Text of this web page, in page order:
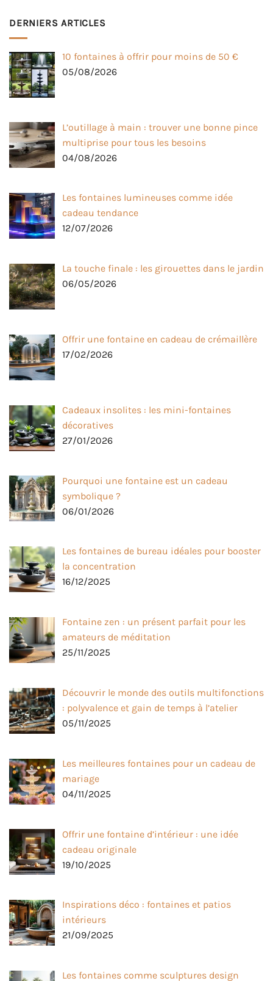
DERNIERS ARTICLES
10 fontaines à offrir pour moins de 50 €
05/08/2026
L’outillage à main : trouver une bonne pince
multiprise pour tous les besoins
04/08/2026
Les fontaines lumineuses comme idée
cadeau tendance
12/07/2026
La touche finale : les girouettes dans le jardin
06/05/2026
Offrir une fontaine en cadeau de crémaillère
17/02/2026
Cadeaux insolites : les mini-fontaines
décoratives
27/01/2026
Pourquoi une fontaine est un cadeau
symbolique ?
06/01/2026
Les fontaines de bureau idéales pour booster
la concentration
16/12/2025
Fontaine zen : un présent parfait pour les
amateurs de méditation
25/11/2025
Découvrir le monde des outils multifonctions
: polyvalence et gain de temps à l’atelier
05/11/2025
Les meilleures fontaines pour un cadeau de
mariage
04/11/2025
Offrir une fontaine d’intérieur : une idée
cadeau originale
19/10/2025
Inspirations déco : fontaines et patios
intérieurs
21/09/2025
Les fontaines comme sculptures design